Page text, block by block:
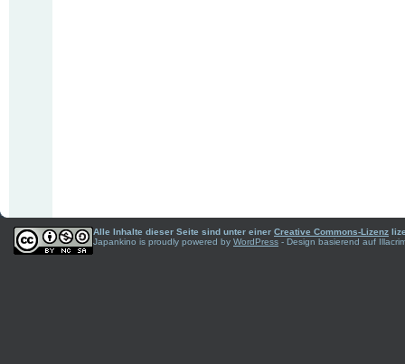
Alle Inhalte dieser Seite sind unter einer Creative Commons-Lizenz
Japankino is proudly powered by WordPress - Design basierend auf